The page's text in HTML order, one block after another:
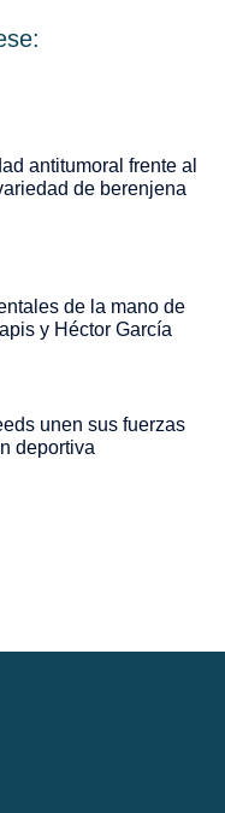
antitumoral frente al
de berenjena
de la mano de
y Héctor García
unen sus fuerzas
deportiva